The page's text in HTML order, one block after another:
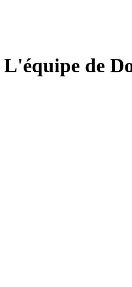
L'équipe de